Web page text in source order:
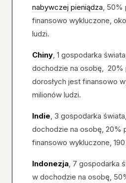
nabywczej pieniądza ,
finansowo wykluczone,
ludzi.
Chiny , 1 gospodarka
dochodzie na osobę, 20%
dorosłych jest finansowo
milionów ludzi.
Indie , 3 gospodarka
dochodzie na osobę, 20%
finansowo wykluczone,
Indonezja , 7 gospodarka
w dochodzie na osobę,